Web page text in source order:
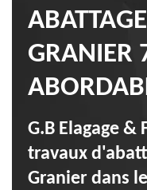
GRANIER
G.B Elagage
travaux
Granier dans